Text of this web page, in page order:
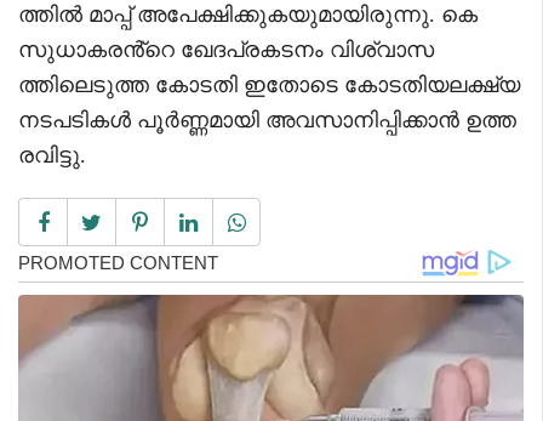
ത്തിൽ മാപ്പ് അപേക്ഷിക്കുകയുമായിരുന്നു. കെ
സുധാകരൻ്റെ ഖേദപ്രകടനം വിശ്വാസ
ത്തിലെടുത്ത കോടതി ഇതോടെ കോടതിയലക്ഷ്യ
നടപടികൾ പൂർണ്ണമായി അവസാനിപ്പിക്കാൻ ഉത്ത
രവിട്ടു.